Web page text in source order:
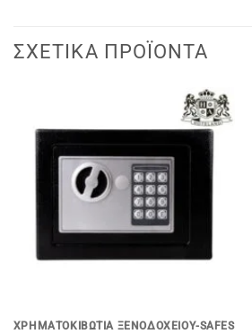
ΣΧΕΤΙΚΆ ΠΡΟΪΌΝΤΑ
ΧΡΗΜΑΤΟΚΙΒΏΤΙΑ ΞΕΝΟΔΟΧΕΊΟΥ-SAFES